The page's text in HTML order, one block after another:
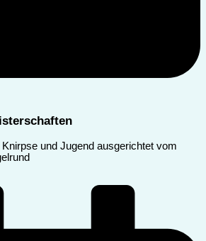
und Jugend ausgerichtet vom